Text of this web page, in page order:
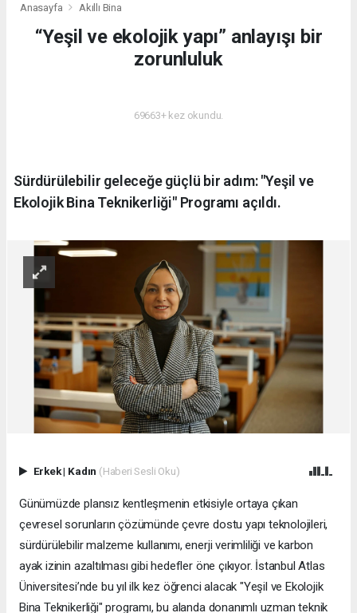
Anasayfa Akıllı Bina
“Yeşil ve ekolojik yapı” anlayışı bir
zorunluluk
69663+ kez okundu.
Sürdürülebilir geleceğe güçlü bir adım: "Yeşil ve
Ekolojik Bina Teknikerliği" Programı açıldı.
Erkek| Kadın (Haberi Sesli Oku)
Günümüzde plansız kentleşmenin etkisiyle ortaya çıkan
çevresel sorunların çözümünde çevre dostu yapı teknolojileri,
sürdürülebilir malzeme kullanımı, enerji verimliliği ve karbon
ayak izinin azaltılması gibi hedefler öne çıkıyor. İstanbul Atlas
Üniversitesi’nde bu yıl ilk kez öğrenci alacak "Yeşil ve Ekolojik
Bina Teknikerliği" programı, bu alanda donanımlı uzman teknik